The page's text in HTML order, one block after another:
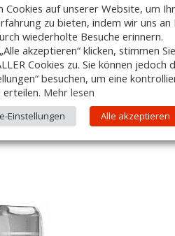
Cookies auf unserer Website, um
zu bieten, indem wir uns an
wiederholte Besuche erinnern.
akzeptieren“ klicken, stimmen
Cookies zu. Sie können jedoch
besuchen, um eine
erteilen. Mehr lesen
Einstellungen Alle akzeptieren